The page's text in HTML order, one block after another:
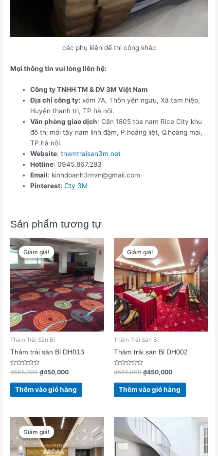
các phụ kiện để thi công khác
Mọi thông tin vui lòng liên hệ:
Công ty TNHH TM & DV 3M Việt Nam
Địa chỉ công ty: xóm 7A, Thôn yên ngưu, Xã tam hiệp,
Huyện thanh trì, TP hà nội.
Văn phòng giao dịch: Căn 1805 tòa nam Rice City khu
đô thị mới tây nam linh đàm, P.hoàng liệt, Q.hoàng mai,
TP.hà nội.
Website:thamtraisan3m.net
Hotline: 0945.867.283
Email: kinhdoanh3mvn@gmail.com
Pinterest: Cty 3M
Sản phẩm tương tự
Giảm giá!
Giảm giá!
Thảm Trải Sàn Bỉ
Thảm trải sàn Bỉ DH013
Được
xếp
hạng
sao
₫565,000
Giá
gốc
là:
₫565,000.
₫450,000
Giá
hiện
tại
là:
₫450,000.
Thêm vào giỏ hàng
Giảm giá!
Giảm giá!
Thảm Trải Sàn Bỉ
Thảm trải sàn Bỉ DH002
Được
xếp
hạng
sao
₫565,000
gốc
là:
₫565,000.
₫450,000
Giá
hiện
tại
là:
₫450,000.
Thêm vào giỏ hàng
Giảm giá!
Giảm giá!
Giá
gốc
là:
₫565,000.
Giá
hiện
tại
là:
₫450,000.